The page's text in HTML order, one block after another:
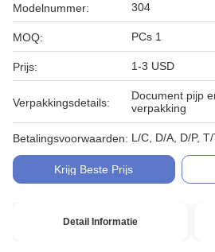
Modelnummer: 304
MOQ: PCs 1
Prijs: 1-3 USD
Verpakkingsdetails:
Document pijp
verpakking
Betalingsvoorwaarden: L/C, D/A, D/P,
Krijg Beste Prijs
Detail Informatie